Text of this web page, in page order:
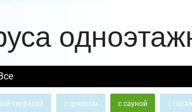
террасой с эркером с сауной с